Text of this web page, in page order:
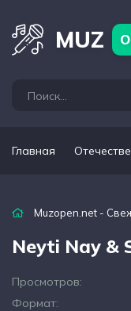
MUZ
Главная
Muzopen.net -
Neyti Nay &
Просмотров:
Формат:
артисты